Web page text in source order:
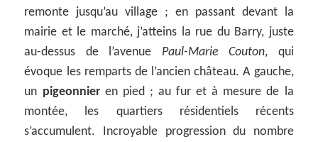
remonte jusqu’au village ; en passant devant la
mairie et le marché, j’atteins la rue du Barry, juste
au-dessus de l’avenue Paul-Marie Couton, qui
évoque les remparts de l’ancien château. A gauche,
un pigeonnieren pied ; au fur et à mesure de la
montée, les quartiers résidentiels récents
s’accumulent. Incroyable progression du nombre